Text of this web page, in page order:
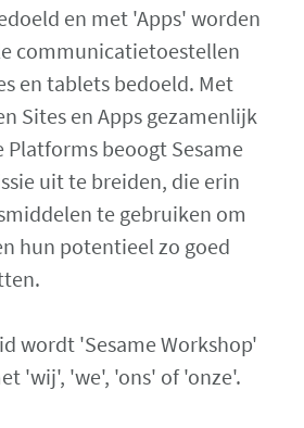
en met 'Apps' worden
communicatietoestellen
en tablets bedoeld. Met
Sites en Apps gezamenlijk
Platforms beoogt Sesame
uit te breiden, die erin
te gebruiken om
hun potentieel zo goed
wordt 'Sesame Workshop'
'wij', 'we', 'ons' of 'onze'.